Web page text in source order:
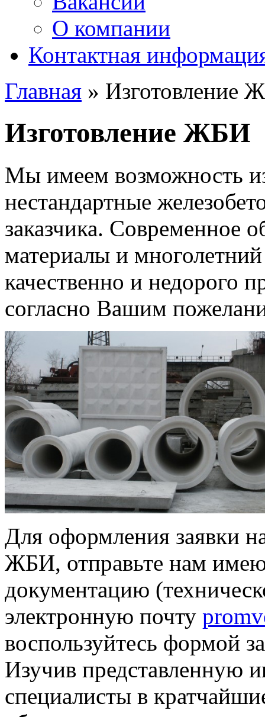
О компании
Контактная
Главная » Изготовление
Изготовление ЖБИ
Мы имеем возможность
нестандартные
заказчика. Современное
материалы и
качественно и недорого
согласно Вашим
Для оформления заявки
ЖБИ, отправьте нам
документацию
электронную почту
воспользуйтесь формой
Изучив представленную
специалисты в